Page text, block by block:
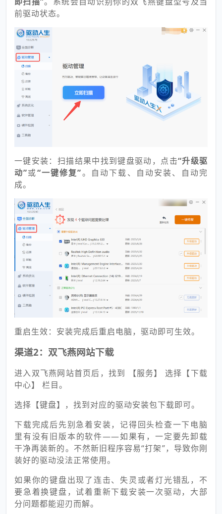
前驱动状态。
一键安装：扫描结果中找到键盘驱动，点击“升级驱
动”或“一键修复”。自动下载、自动安装、自动完
成。
重启生效：安装完成后重启电脑，驱动即可生效。
渠道2：双飞燕网站下载
进入双飞燕网站首页后，找到 【服务】 选择【下载
中心】 栏目。
选择【键盘】，找到对应的驱动安装包下载即可。
下载完成后先别急着安装，记得回头检查一下电脑
里有没有旧版本的软件——如果有，一定要先卸载
干净再装新的。不然新旧程序容易“打架”，导致你刚
装好的驱动没法正常使用。
如果你的键盘出现了连击、失灵或者灯光错乱，不
要急着换键盘，试着重新下载安装一次驱动，大部
分问题都能迎刃而解。